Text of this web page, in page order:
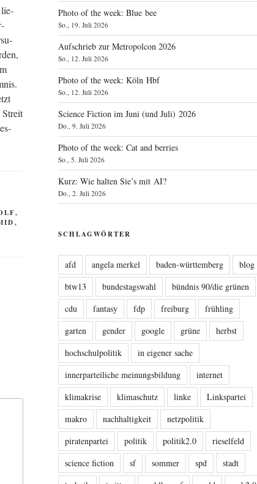
lie­
Streit
,
,
Photo of the week: Blue bee
So., 19. Juli 2026
Aufschrieb zur Metropolcon 2026
So., 12. Juli 2026
Photo of the week: Köln Hbf
So., 12. Juli 2026
Science Fiction im Juni (und Juli) 2026
Do., 9. Juli 2026
Photo of the week: Cat and berries
So., 5. Juli 2026
Kurz: Wie halten Sie’s mit AI?
Do., 2. Juli 2026
SCHLAGWÖRTER
afd angela merkel baden-württemberg
blog
btw13
bundestagswahl
bündnis 90/die grünen
cdu
fantasy fdp freiburg
frühling
garten
gender google grüne
herbst
hochschulpolitik
in eigener sache
innerparteiliche meinungsbildung
internet
klimakrise
klimaschutz linke
Linkspartei
makro
nachhaltigkeit
netzpolitik
piratenpartei
politik politik2.0
rieselfeld
science fiction
sf sommer spd
stadt